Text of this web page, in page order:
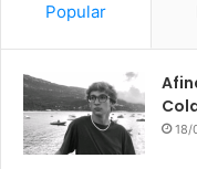
Popular
18/